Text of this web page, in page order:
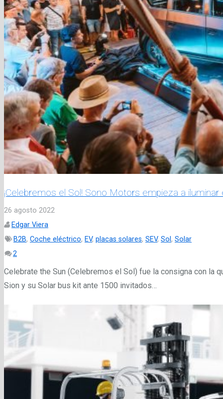
¡Celebremos el Sol! Sono Motors empieza a iluminar
26 agosto 2022
Edgar Viera
B2B, Coche eléctrico, EV, placas solares, SEV, Sol , Solar
2
Celebrate the Sun (Celebremos el Sol) fue la consigna con la
Sion y su Solar bus kit ante 1500 invitados…